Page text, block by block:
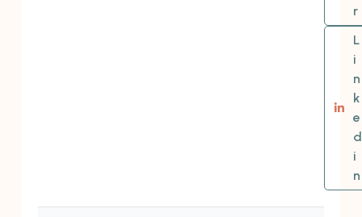
r
L
i
n
k
e
d
i
n